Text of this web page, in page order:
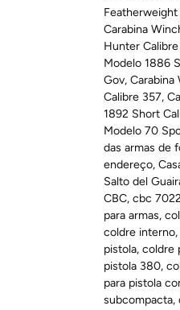
Carabina
Hunter
Modelo 1886
Gov,
Calibre 357,
1892 Short
Modelo 70
das armas de
endereço,
Salto del
CBC,cbc 7022
para armas,
coldre interno
pistola,coldre
pistola 380,
para pistola
subcompacta,